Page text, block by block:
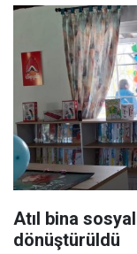
Atıl bina
dönüştürüldü